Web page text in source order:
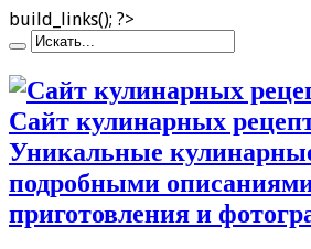
build_links(); ?>
Сайт кулинарных
Уникальные
подробными
приготовления и